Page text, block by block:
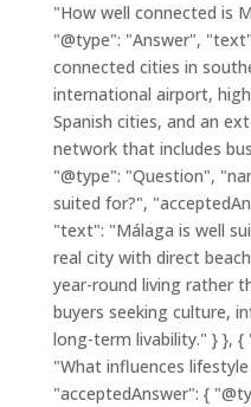
"How well connected is
"@type": "Answer",
connected cities in
international airport,
Spanish cities, and an
network that includes
"@type": "Question",
suited for?",
"text": "Málaga is well
real city with direct
year-round living rather
buyers seeking culture,
long-term livability." } }, {
"What influences
"acceptedAnswer": {